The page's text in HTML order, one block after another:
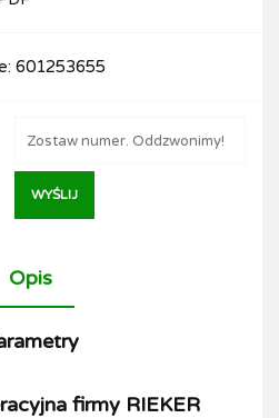
601253655
WYŚLIJ
Opis
firmy RIEKER